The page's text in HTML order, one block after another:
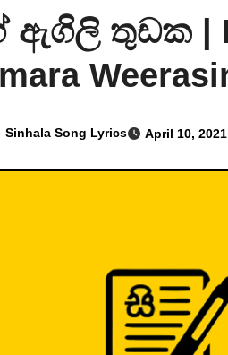
ඇගිලි තුඩක |
Sinhala Song Lyrics April 10, 2021